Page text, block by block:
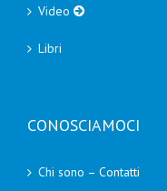
Video
Libri
CONOSCIAMOCI
Chi sono – Contatti